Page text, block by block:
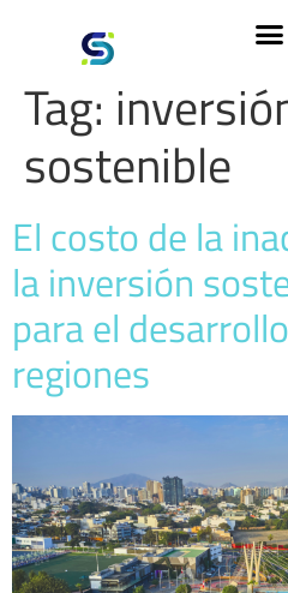
Tag:
sostenible
El costo de la
la inversión
para el
regiones